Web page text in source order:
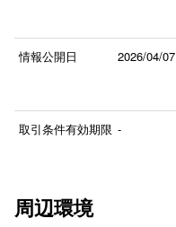
情報公開日 2026/04/07
取引条件有効期限 -
周辺環境